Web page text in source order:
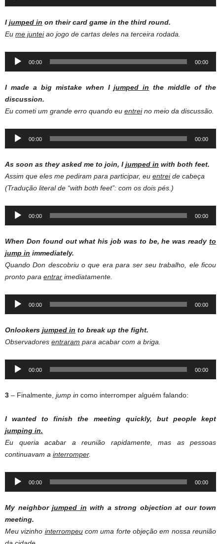
I jumped in on their card game in the third round.
Eu me junteiao jogo de cartas deles na terceira rodada.
Audio
00:00 00:00
I made a big mistake when Ijumped in the middle of the
discussion.
Eu cometi um grande erro quando eu entreino meio da discussão.
Audio
00:00 00:00
As soon as they asked me to join, I jumped in with both feet.
Assim que eles me pediram para participar, eu entreide cabeça
(Tradução literal de “with both feet”: com os dois pés.)
Audio
00:00 00:00
When Don found out what his job was to be, he was ready to
jump in immediately.
Quando Don descobriu o que era para ser seu trabalho, ele ficou
pronto para entrar imediatamente.
Audio
00:00 00:00
Onlookers jumped in to break up the fight.
Observadores entraram para acabar com a briga.
Audio
00:00 00:00
3 – Finalmente, jump in como interromper alguém falando:
I wanted to finish the meeting quickly, but people kept
jumping in.
Eu queria acabar a reunião rapidamente, mas as pessoas
continuavam a interromper.
Audio
00:00 00:00
My neighbor jumped in with a strong objection at our town
meeting.
Meu vizinho interrompeucom uma forte objeção em nossa reunião